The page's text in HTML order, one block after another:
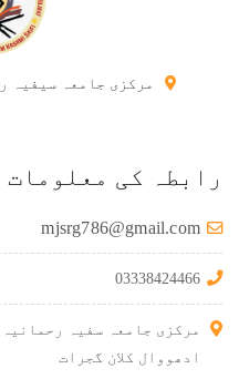
مرکزی جامعہ سیفیہ
رابطہ کی معلومات
mjsrg786@gmail.com
03338424466
مرکزی جامعہ سفیہ رحمانیہ
ادھووال کلان گجرات